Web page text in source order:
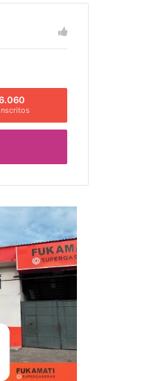
Inscritos